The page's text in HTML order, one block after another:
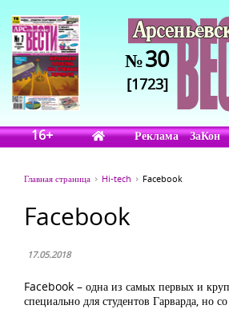
№30
[1723]
16+ Реклама ЗаКон
Главная страница Hi-tech Facebook
Facebook
17.05.2018
Facebook – одна из самых первых и
специально для студентов Гарварда, но